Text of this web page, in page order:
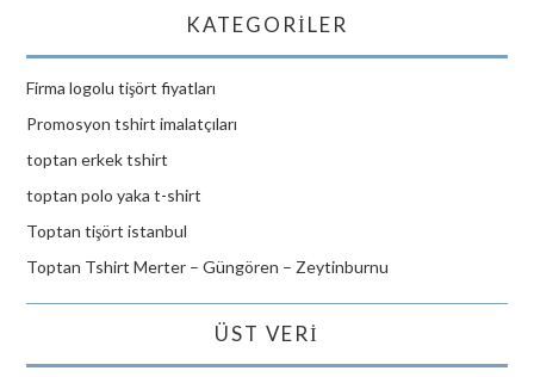
KATEGORILER
Firma logolu tişört fiyatları
Promosyon tshirt imalatçıları
toptan erkek tshirt
toptan polo yaka t-shirt
Toptan tişört istanbul
Toptan Tshirt Merter – Güngören – Zeytinburnu
ÜST VERI